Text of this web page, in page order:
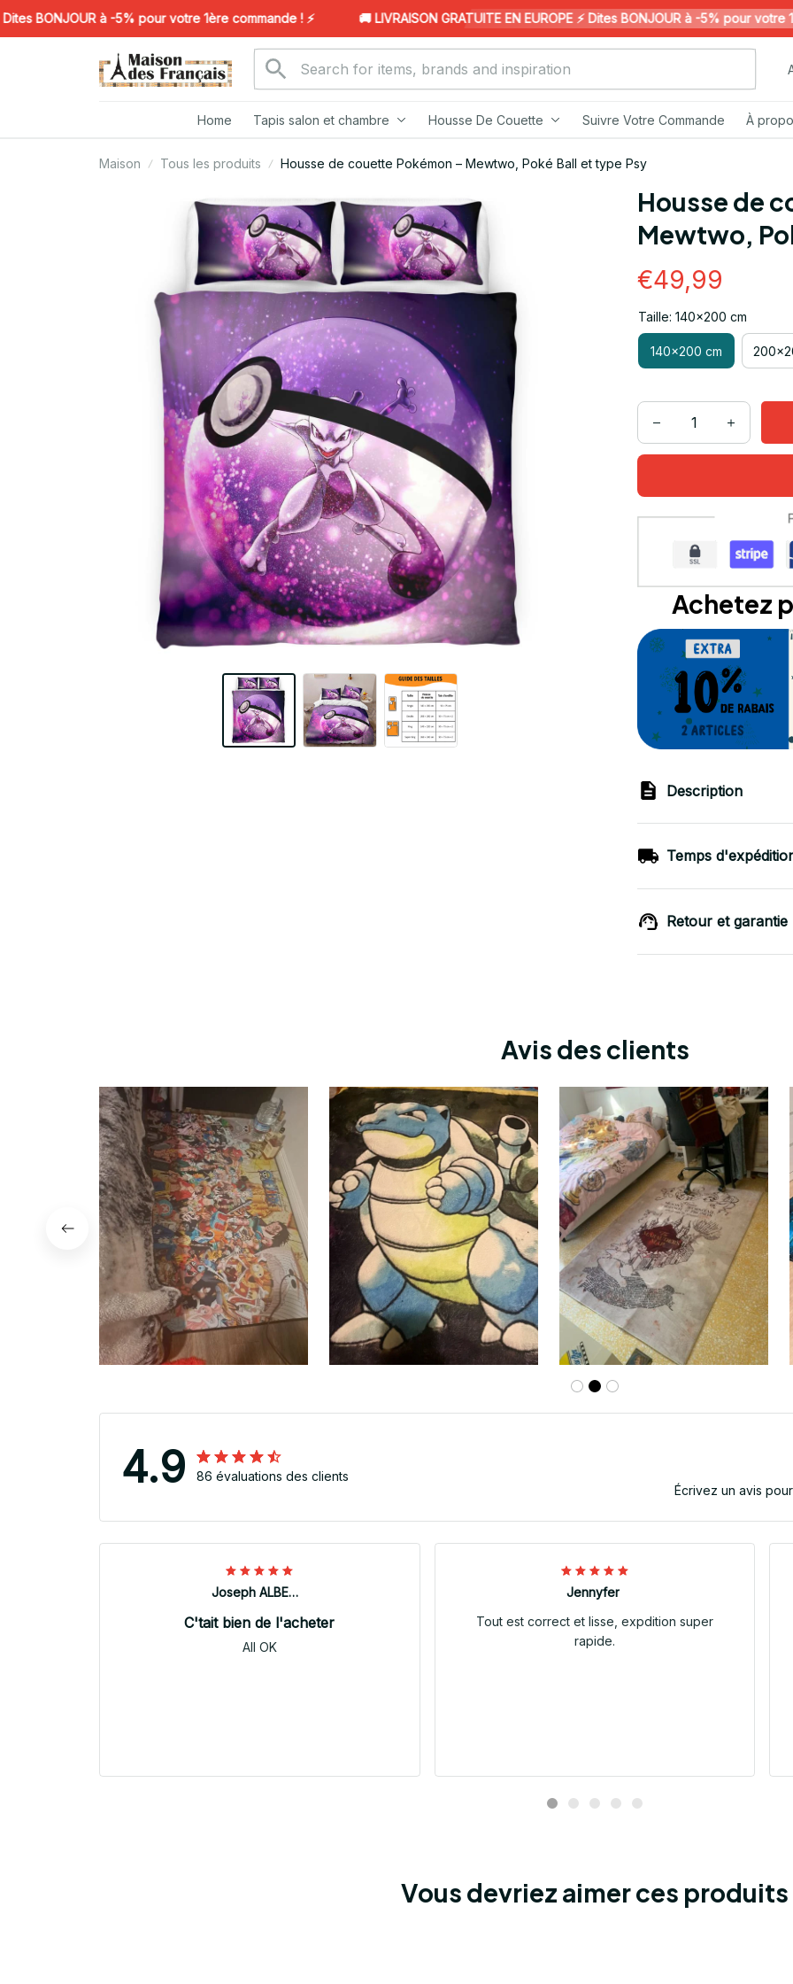
BONJOUR à -5% pour votre 1ère commande ! ⚡️ 🚚 LIVRAISON GRATUITE EN EUROPE ⚡️ Dites BONJOUR à -5% pour votre
Home Tapis salon et chambre Housse De Couette Suivre Votre Commande À
Maison Tous les produits Housse de couette Pokémon – Mewtwo, Poké Ball et type Psy
Housse de
Mewtwo,
€49,99
Taille: 140x200 cm
140x200 cm
Achetez
Description
Temps
Retour et garantie
Avis des clients
4.9
86 évaluations des clients
Écrivez un avis
Joseph ALBERTINI
C'tait bien de l'acheter
All OK
Jennyfer
Tout est correct et lisse, expdition super
rapide.
Vous devriez aimer ces produits